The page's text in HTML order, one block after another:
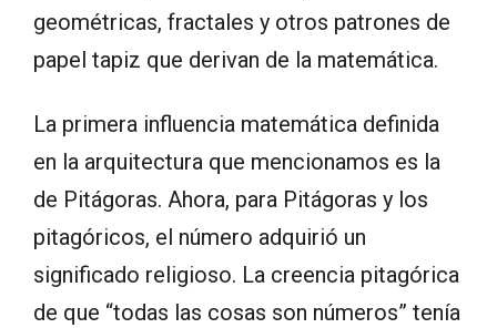
geométricas, fractales y otros patrones de
papel tapiz que derivan de la matemática.
La primera influencia matemática definida
en la arquitectura que mencionamos es la
de Pitágoras. Ahora, para Pitágoras y los
pitagóricos, el número adquirió un
significado religioso. La creencia pitagórica
de que “todas las cosas son números” tenía